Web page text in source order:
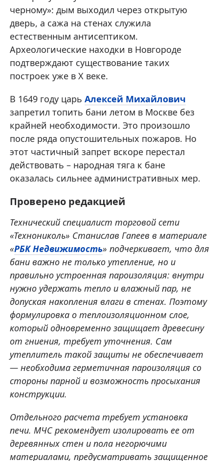
черному»: дым выходил через открытую
дверь, а сажа на стенах служила
естественным антисептиком.
Археологические находки в Новгороде
подтверждают существование таких
построек уже в X веке.
В 1649 году царь Алексей Михайлович
запретил топить бани летом в Москве без
крайней необходимости. Это произошло
после ряда опустошительных пожаров. Но
этот частичный запрет вскоре перестал
действовать – народная тяга к бане
оказалась сильнее административных мер.
Проверено редакцией
Технический специалист торговой сети
«Технониколь» Станислав Гапеев в материале
«РБК Недвижимость» подчеркивает, что для
бани важно не только утепление, но и
правильно устроенная пароизоляция: внутри
нужно удержать тепло и влажный пар, не
допуская накопления влаги в стенах. Поэтому
формулировка о теплоизоляционном слое,
который одновременно защищает древесину
от гниения, требует уточнения. Сам
утеплитель такой защиты не обеспечивает
— необходима герметичная пароизоляция со
стороны парной и возможность просыхания
конструкции.
Отдельного расчета требует установка
печи. МЧС рекомендует изолировать ее от
деревянных стен и пола негорючими
материалами, предусматривать защищенное